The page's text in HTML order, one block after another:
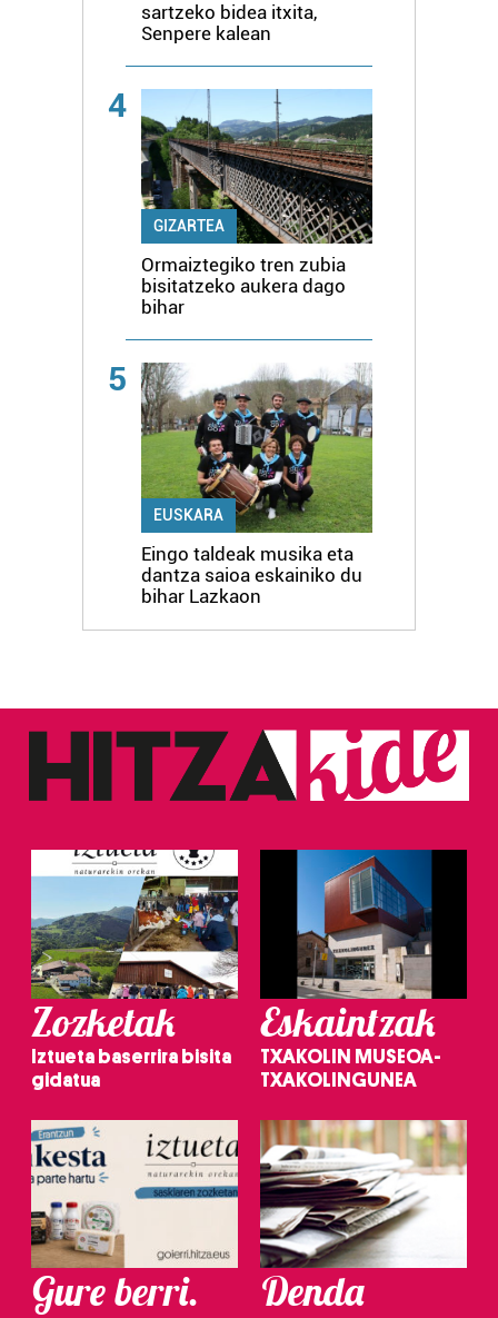
sartzeko bidea itxita,
Senpere kalean
4
GIZARTEA
Ormaiztegiko tren zubia
bisitatzeko aukera dago
bihar
5
EUSKARA
Eingo taldeak musika eta
dantza saioa eskainiko du
bihar Lazkaon
Zozketak
Iztueta baserrira bisita
gidatua
Eskaintzak
TXAKOLIN MUSEOA-
TXAKOLINGUNEA
Gure berri. Denda